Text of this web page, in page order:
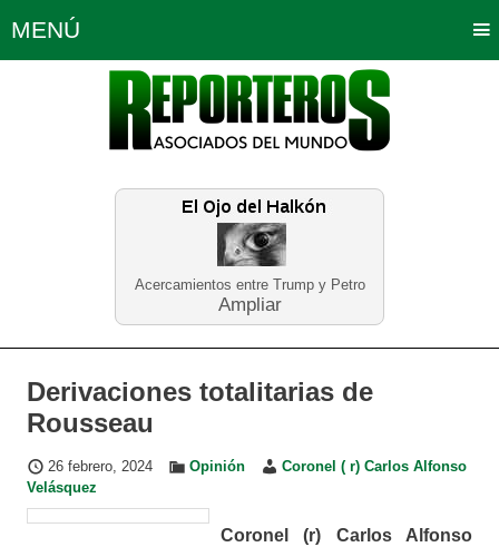
Acercamientos entre Trump y Petro
Ampliar
MENÚ
Política Opinión Bogotá
Planeta Tierra Deportes
Educación Neira
Derivaciones totalitarias de
Rousseau
26 febrero, 2024 Opinión
Coronel ( r) Carlos Alfonso
Velásquez
Coronel (r) Carlos Alfonso